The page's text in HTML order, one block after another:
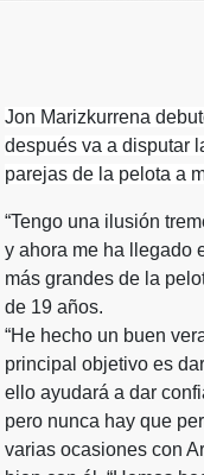
Jon Marizkurrena
después va a disputar
parejas de la pelota a
“Tengo una ilusión
y ahora me ha llegado
más grandes de la
de 19 años.
“He hecho un buen
principal objetivo es
ello ayudará a dar
pero nunca hay que
varias ocasiones con